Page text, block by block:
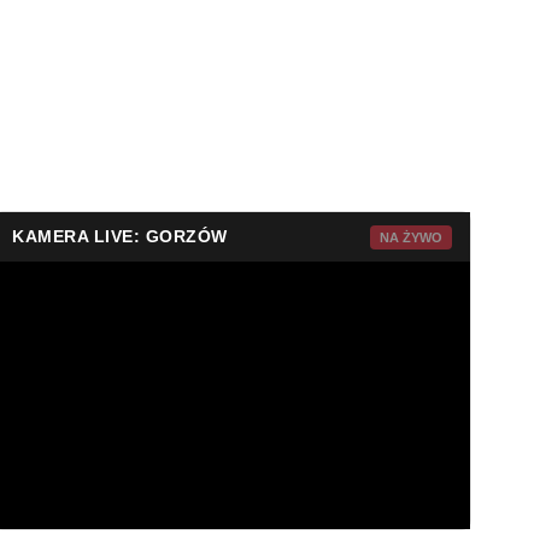
KAMERA LIVE: GORZÓW NA ŻYWO